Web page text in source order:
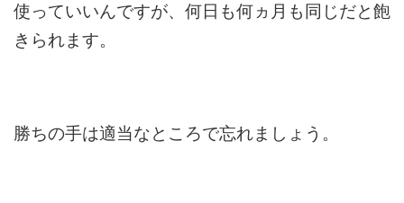
使っていいんですが、何日も何ヵ月も同じだと飽
きられます。
勝ちの手は適当なところで忘れましょう。